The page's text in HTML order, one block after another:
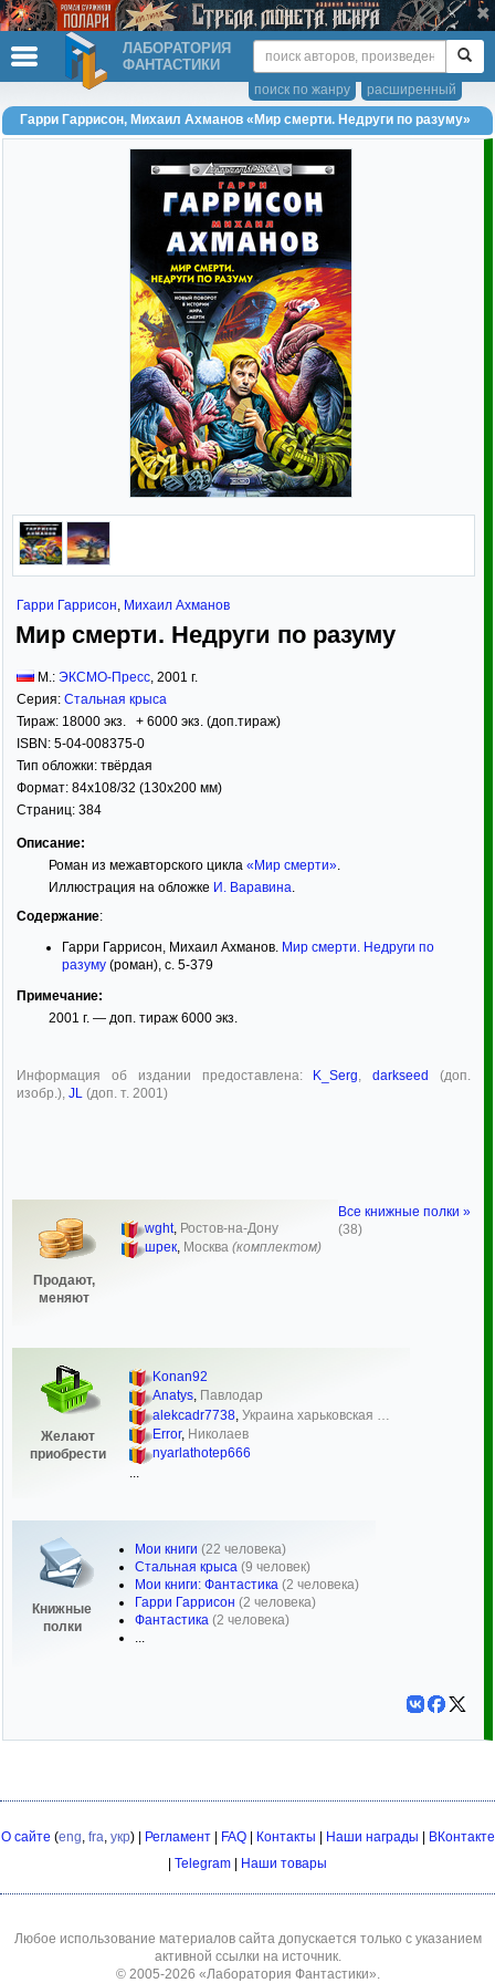
ЛАБОРАТОРИЯ
ФАНТАСТИКИ
расширенный
поиск по жанру
Гарри Гаррисон, Михаил Ахманов «Мир смерти. Недруги по разуму»
Гарри Гаррисон, Михаил Ахманов
Мир смерти. Недруги по разуму
М.: ЭКСМО-Пресс, 2001 г.
Серия: Стальная крыса
Тираж: 18000 экз. + 6000 экз. (доп.тираж)
ISBN: 5-04-008375-0
Тип обложки: твёрдая
Формат: 84x108/32 (130x200 мм)
Страниц: 384
Описание:
Роман из межавторского цикла «Мир смерти».
Иллюстрация на обложке И. Варавина.
Содержание:
Гарри Гаррисон, Михаил Ахманов. Мир смерти. Недруги по
разуму (роман), с. 5-379
Примечание:
2001 г. — доп. тираж 6000 экз.
Информация об издании предоставлена: K_Serg,darkseed
(доп.
изобр.), JL (доп. т. 2001)
Продают,
меняют
wght, Ростов-на-Дону
шрек, Москва (комплектом)
Желают
приобрести
Konan92
Anatys, Павлодар
alekcadr7738 Украина харьковская …
Error, Николаев
nyarlathotep666
Книжные
полки
Мои книги (22 человека)
Стальная крыса (9 человек)
Мои книги: Фантастика (2 человека)
Гарри Гаррисон (2 человека)
Фантастика (2 человека)
...
Все книжные полки »
(38)
О сайте (eng, fra, укр) | Регламент| FAQ| Контакты Наши награды
ВКонтакте
Telegram Наши товары
Любое использование материалов сайта допускается только с указанием
активной ссылки на источник.
© 2005-2026 «Лаборатория Фантастики».